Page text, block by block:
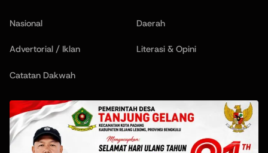
Nasional Daerah
Advertorial / Iklan Literasi & Opini
Catatan Dakwah